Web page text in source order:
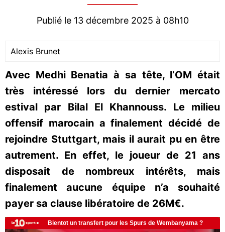
Publié le 13 décembre 2025 à 08h10
Alexis Brunet
Avec Medhi Benatia à sa tête, l’OM était
très intéressé lors du dernier mercato
estival par Bilal El Khannouss. Le milieu
offensif marocain a finalement décidé de
rejoindre Stuttgart, mais il aurait pu en être
autrement. En effet, le joueur de 21 ans
disposait de nombreux intérêts, mais
finalement aucune équipe n’a souhaité
payer sa clause libératoire de 26M€.